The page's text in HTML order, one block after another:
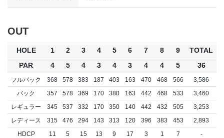
OUT
HOLE 1 2 3 4 5 6 7 8 9
TOTAL
PAR
4 5 4 3 4 3 4 4 5 36
フルバック 368 578 383 187 403 163 470 468 566
3,586
バック
357 578 369 170 380 163 442 468 533
3,460
レギュラー
345 537 332 170 350 140 442 432 505
3,253
レディース
315 476 294 143 313 120 396 383 453
2,893
HDCP
11 5 15 13 9 17 3 1 7 -